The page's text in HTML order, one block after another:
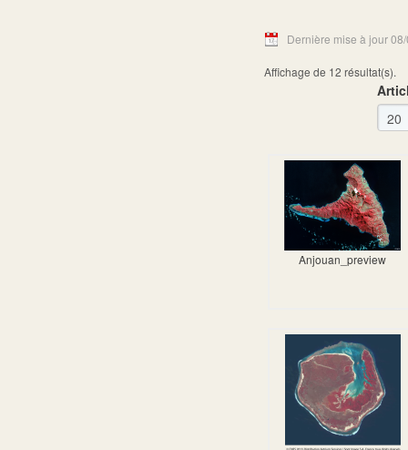
Dernière mise à jour
Affichage de 12 résultat(s).
Anjouan_preview